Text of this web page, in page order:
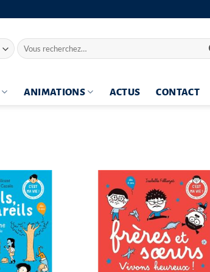
Recherche
pour :
ANIMATIONS ACTUS CONTACT